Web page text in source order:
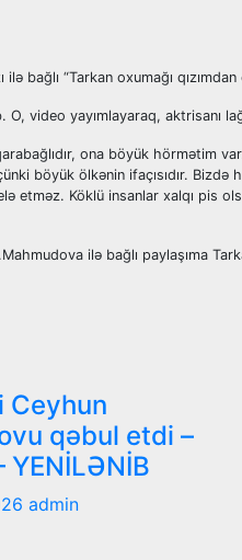
bağlı “Tarkan oxumağı
video yayımlayaraq, aktrisanı
ona böyük hörmətim
böyük ölkənin ifaçısıdır.
etməz. Köklü insanlar xalqı pis
ilə bağlı paylaşıma
Ceyhun
qəbul etdi –
YENİLƏNİB
admin